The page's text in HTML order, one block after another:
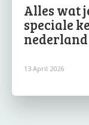
Alles wat
speciale
nederland
13 April 2026